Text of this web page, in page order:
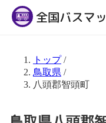
トップ/
鳥取県 /
八頭郡智頭町